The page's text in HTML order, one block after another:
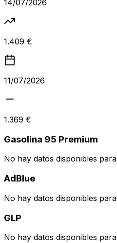
14/07/2026
1.409 €
11/07/2026
1.369 €
Gasolina 95 Premium
No hay datos disponibles para
AdBlue
No hay datos disponibles para
GLP
No hay datos disponibles para